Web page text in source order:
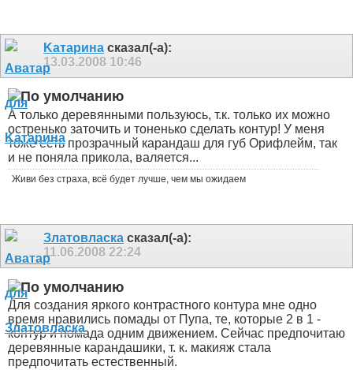
Kатарина сказал(-а):
13.03.2008 10:46
А только деревянными пользуюсь, т.к. только их можно
остренько заточить и тоненько сделать контур! У меня
тоже есть прозрачный карандаш для губ Орифлейм, так
и не поняла прикола, валяется...
Живи без страха, всё будет лучше, чем мы ожидаем
Златовласка сказал(-а):
11.06.2008 22:24
Для создания яркого контрастного контура мне одно
время нравились помады от Пупа, те, которые 2 в 1 -
контур и помада одним движением. Сейчас предпочитаю
деревянные карандашики, т. к. макияж стала
предпочитать естественный.